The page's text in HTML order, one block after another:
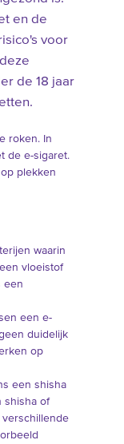
en de
voor
de 18 jaar
roken. In
de e-sigaret.
plekken
waarin
vloeistof
een
een e-
duidelijk
op
een shisha
shisha of